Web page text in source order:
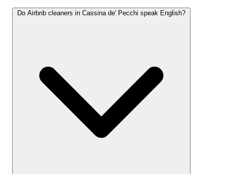
Do Airbnb cleaners in Cassina de' Pecchi speak English?